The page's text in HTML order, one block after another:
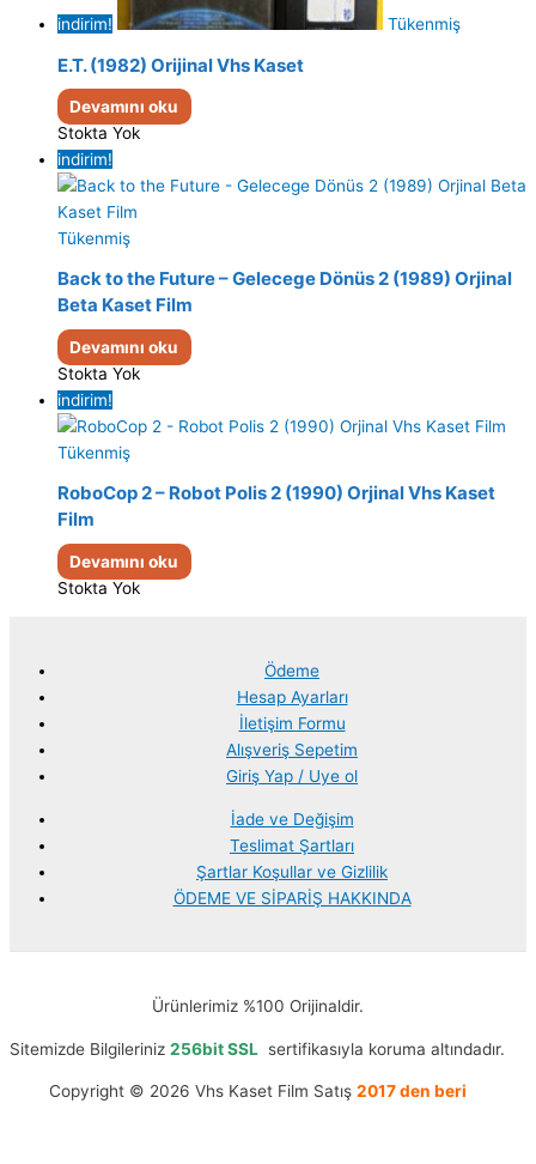
indirim! Tükenmiş
E.T. (1982) Orijinal Vhs Kaset
Devamını oku
Stokta Yok
indirim!
Tükenmiş
Back to the Future – Gelecege Dönüs 2 (1989) Orjinal
Beta Kaset Film
Devamını oku
Stokta Yok
indirim!
Tükenmiş
RoboCop 2 – Robot Polis 2 (1990) Orjinal Vhs Kaset
Film
Devamını oku
Stokta Yok
Ödeme
Hesap Ayarları
İletişim Formu
Alışveriş Sepetim
Giriş Yap / Uye ol
İade ve Değişim
Teslimat Şartları
Şartlar Koşullar ve Gizlilik
ÖDEME VE SİPARİŞ HAKKINDA
Ürünlerimiz %100 Orijinaldir.
Sitemizde Bilgileriniz 256bit SSL sertifikasıyla koruma altındadır.
Copyright © 2026 Vhs Kaset Film Satış 2017 den beri